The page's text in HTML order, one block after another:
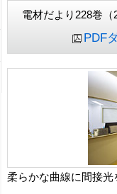
電材だより228巻
PDF
柔らかな曲線に間接